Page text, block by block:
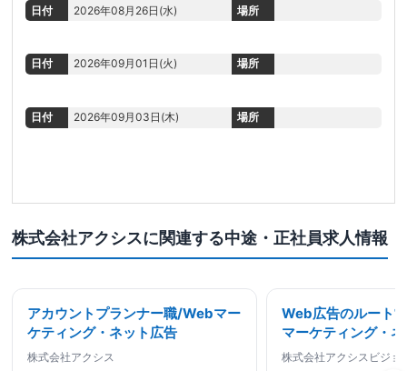
日付 2026年08月26日(水) 場所
日付 2026年09月01日(火) 場所
日付 2026年09月03日(木) 場所
株式会社アクシスに関連する中途・正社員求人情報
アカウントプランナー職/Webマー
ケティング・ネット広告
株式会社アクシス
Web広告のルート
マーケティング・
株式会社アクシスビジョ